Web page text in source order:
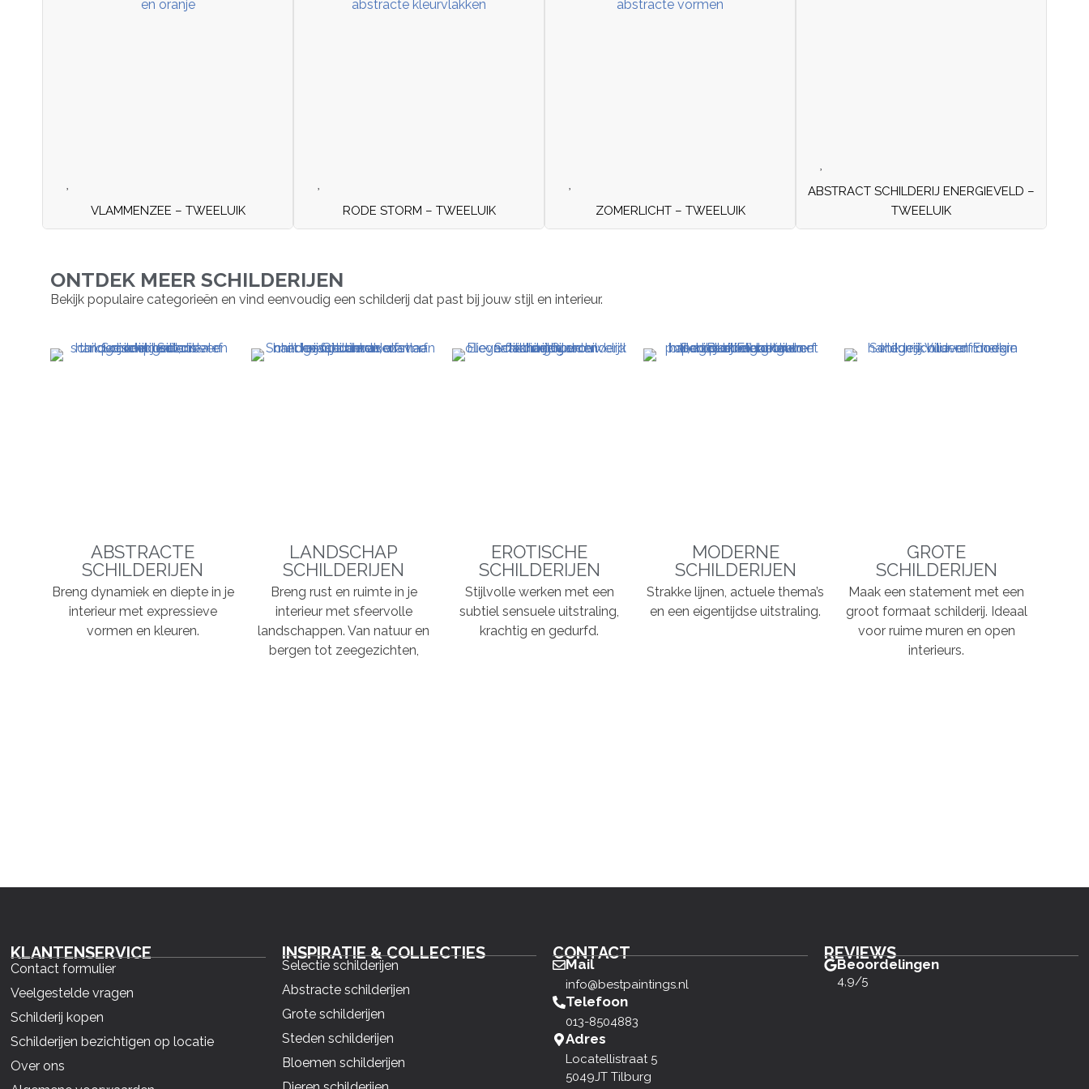
VLAMMENZEE – TWEELUIK RODE STORM – TWEELUIK ZOMERLICHT – TWEELUIK
ABSTRACT SCHILDERIJ ENERGIEVELD –
TWEELUIK
ONTDEK MEER SCHILDERIJEN
Bekijk populaire categorieën en vind eenvoudig een schilderij dat past bij jouw stijl en interieur.
ABSTRACTE
SCHILDERIJEN
Breng dynamiek en diepte in je
interieur met expressieve
vormen en kleuren.
LANDSCHAP
SCHILDERIJEN
Breng rust en ruimte in je
interieur met sfeervolle
landschappen. Van natuur en
bergen tot zeegezichten,
EROTISCHE
SCHILDERIJEN
Stijlvolle werken met een
subtiel sensuele uitstraling,
krachtig en gedurfd.
MODERNE
SCHILDERIJEN
Strakke lijnen, actuele thema’s
en een eigentijdse uitstraling.
GROTE
SCHILDERIJEN
Maak een statement met een
groot formaat schilderij. Ideaal
voor ruime muren en open
interieurs.
KLANTENSERVICE
Contact formulier
Veelgestelde vragen
Schilderij kopen
Schilderijen bezichtigen op locatie
Over ons
INSPIRATIE & COLLECTIES
Selectie schilderijen
Abstracte schilderijen
Grote schilderijen
Steden schilderijen
Bloemen schilderijen
CONTACT
Mail
info@bestpaintings.nl
Telefoon
013-8504883
Adres
Locatellistraat 5
5049JT Tilburg
REVIEWS
Beoordelingen
4,9/5